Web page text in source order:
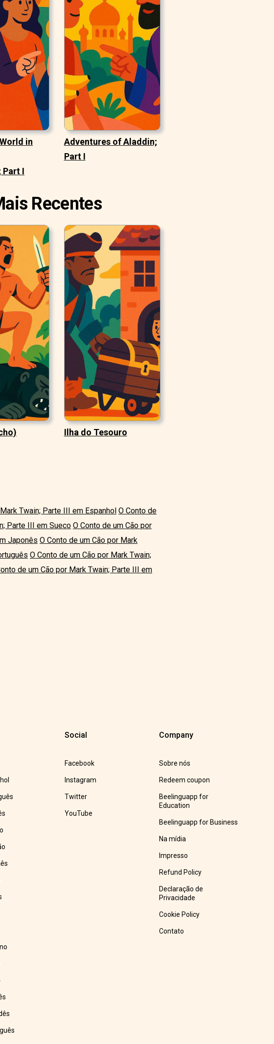
in
Part I
Adventures of Aladdin;
Part I
Recentes
Ilha do Tesouro
Twain; Parte III em Espanhol O Conto de
Parte III em Sueco O Conto de um Cão por
Japonês O Conto de um Cão por Mark
O Conto de um Cão por Mark Twain;
de um Cão por Mark Twain; Parte III em
Social
Facebook
Instagram
Twitter
YouTube
Company
Sobre nós
Redeem coupon
Beelinguapp for
Education
Beelinguapp for Business
Na mídia
Impresso
Refund Policy
Declaração de
Privacidade
Cookie Policy
Contato